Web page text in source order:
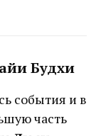
Будхи
события и в
часть